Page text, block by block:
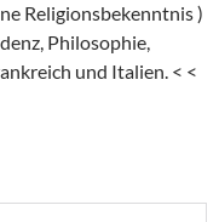
Religionsbekenntnis )
Philosophie,
und Italien. < <